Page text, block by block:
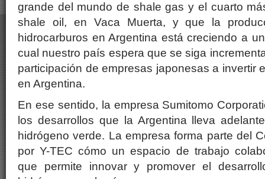
grande del mundo de shale gas y el cuarto
shale oil, en Vaca Muerta, y que la
hidrocarburos en Argentina está creciendo a
cual nuestro país espera que se siga
participación de empresas japonesas a invertir
en Argentina.
En ese sentido, la empresa Sumitomo
los desarrollos que la Argentina lleva
hidrógeno verde. La empresa forma parte del
por Y-TEC cómo un espacio de trabajo
que permite innovar y promover el